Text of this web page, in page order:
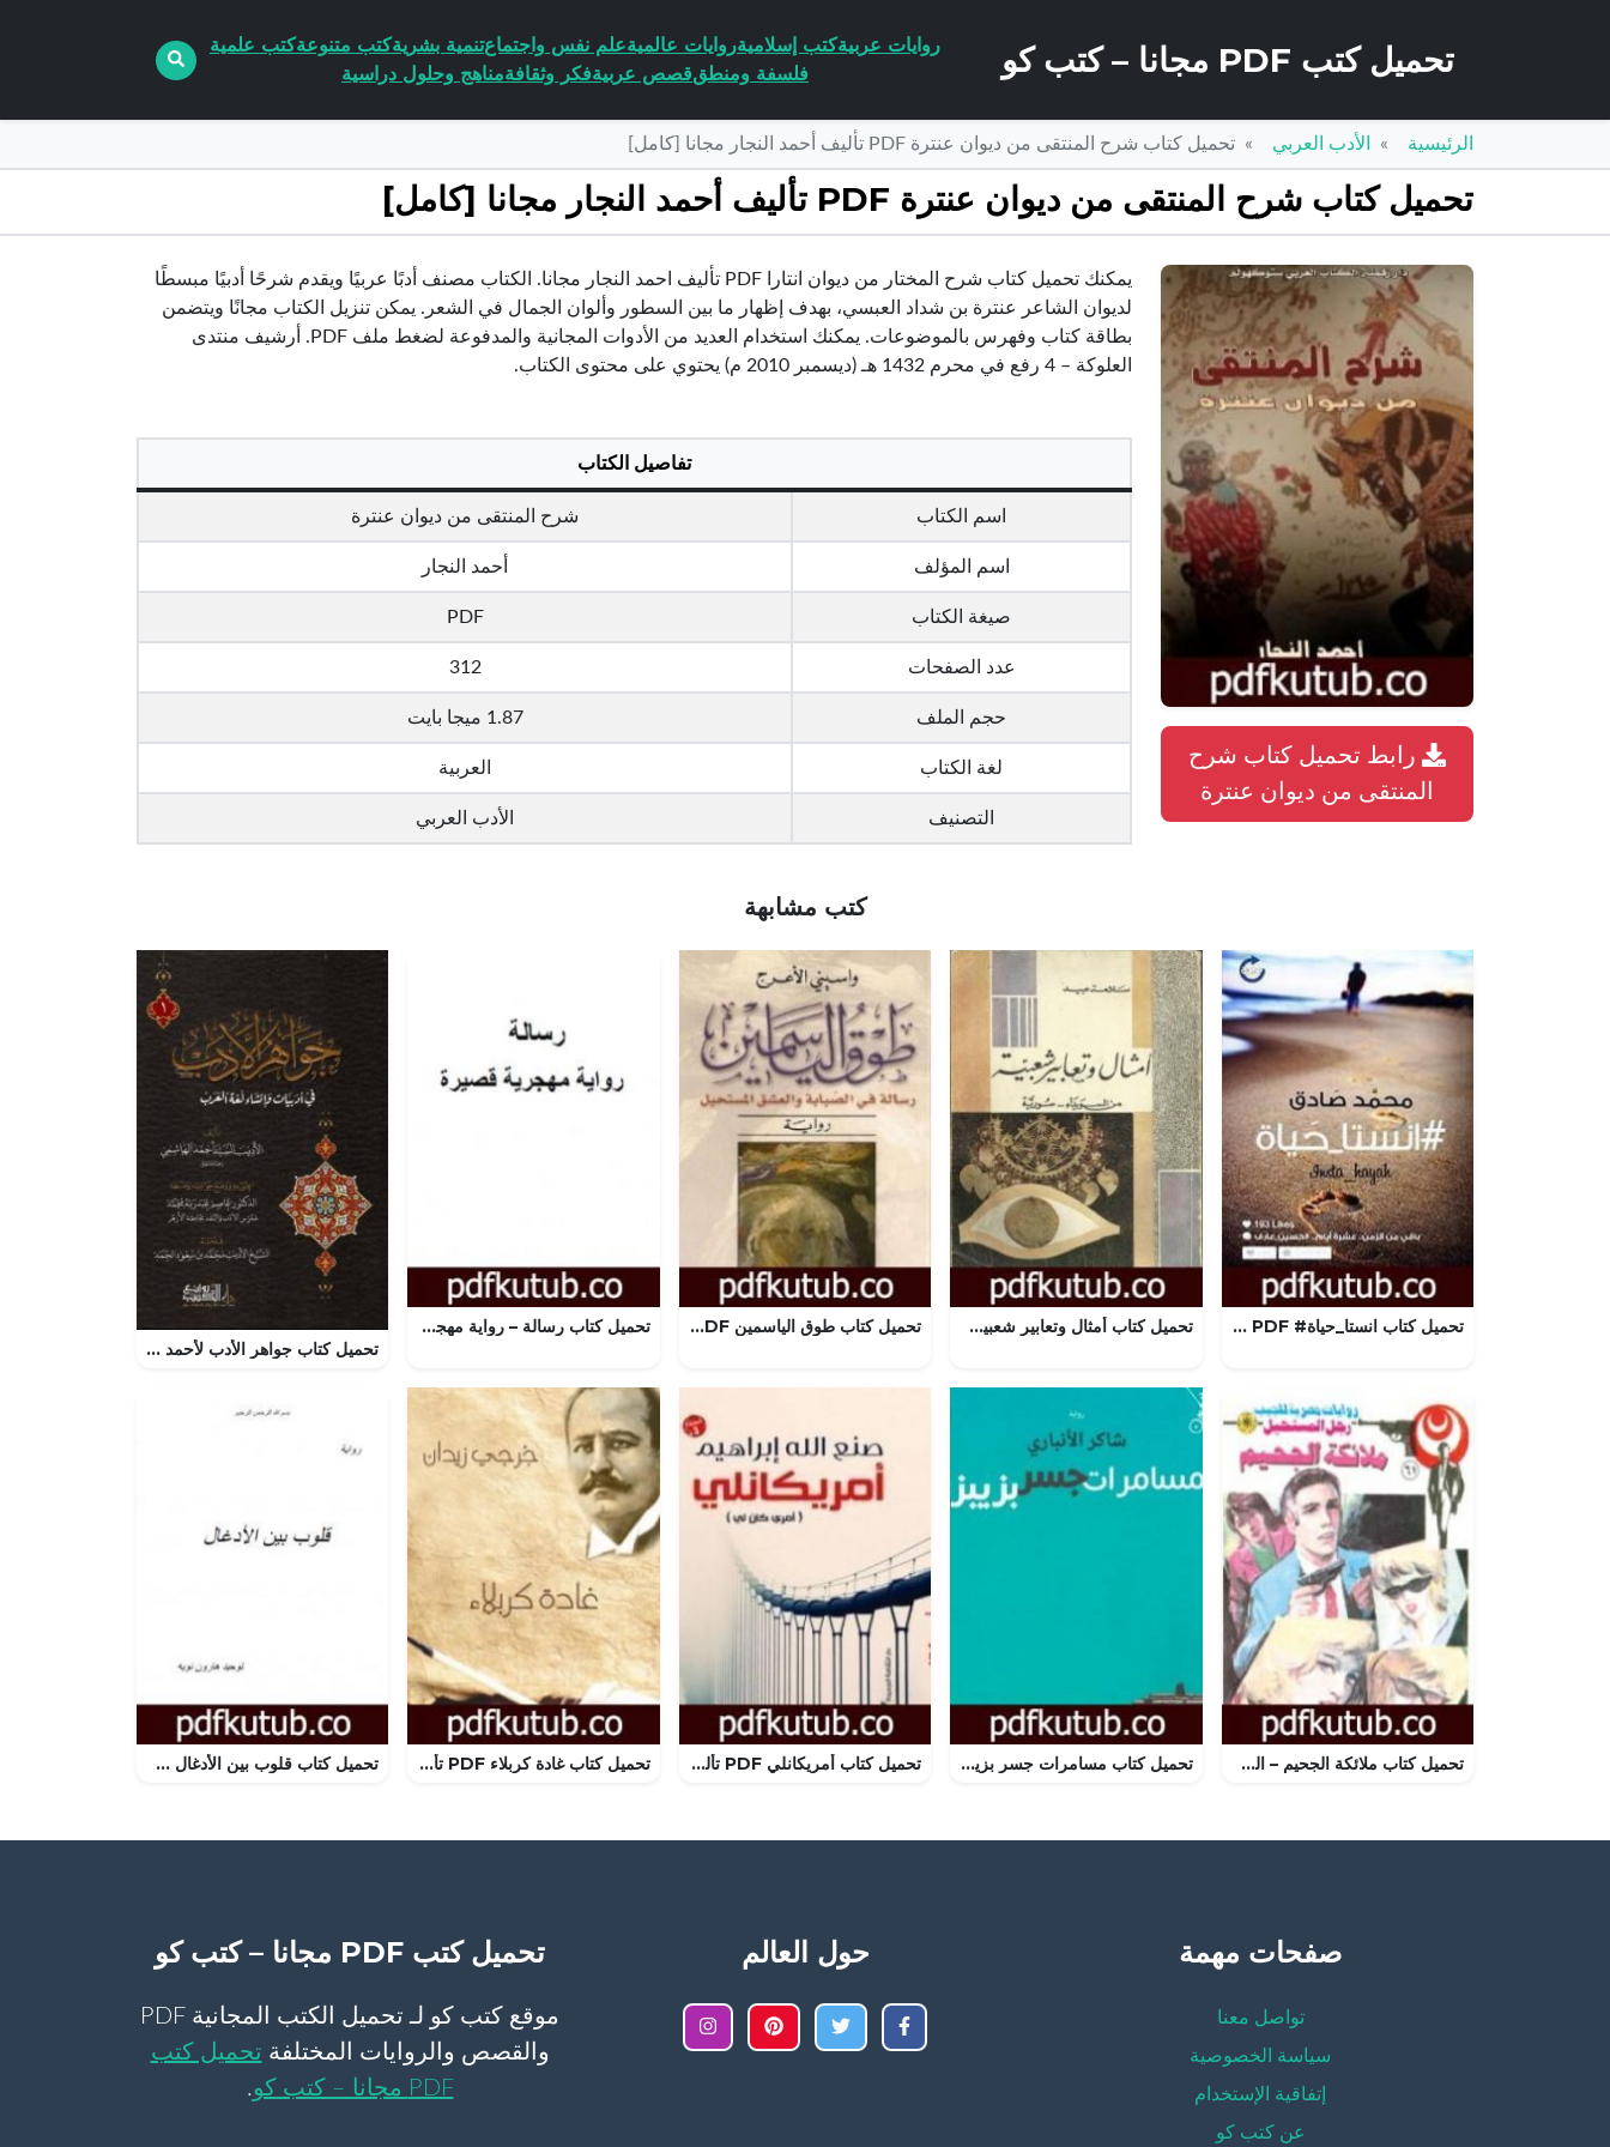
تحميل كتب PDF مجانا – كتب كو روايات عربيةكتب إسلاميةروايات عالميةعلم نفس واجتماعتنمية بشريةكتب متنوعةكتب علمية
فلسفة ومنطققصص عربيةفكر وثقافةمناهج وحلول دراسية
الرئيسية الأدب العربي تحميل كتاب شرح المنتقى من ديوان عنترة PDF تأليف أحمد النجار مجانا [كامل]
تحميل كتاب شرح المنتقى من ديوان عنترة PDF تأليف أحمد النجار مجانا [كامل]
رابط تحميل كتاب شرح
المنتقى من ديوان عنترة
يمكنك تحميل كتاب شرح المختار من ديوان انتارا PDF تأليف احمد النجار مجانا. الكتاب مصنف أدبًا عربيًا ويقدم شرحًا أدبيًا مبسطًا
لديوان الشاعر عنترة بن شداد العبسي، بهدف إظهار ما بين السطور وألوان الجمال في الشعر. يمكن تنزيل الكتاب مجانًا ويتضمن
بطاقة كتاب وفهرس بالموضوعات. يمكنك استخدام العديد من الأدوات المجانية والمدفوعة لضغط ملف PDF. أرشيف منتدى
العلوكة – 4 رفع في محرم 1432 هـ (ديسمبر 2010 م) يحتوي على محتوى الكتاب.
تفاصيل الكتاب
اسم الكتاب شرح المنتقى من ديوان عنترة
اسم المؤلف أحمد النجار
صيغة الكتاب PDF
عدد الصفحات 312
حجم الملف 1.87 ميجا بايت
لغة الكتاب العربية
التصنيف الأدب العربي
كتب مشابهة
تحميل كتاب انستا_حياة# PDF تأليف محمد صادق مجانا [كامل] تحميل كتاب أمثال وتعابير شعبية من السويداء – سورية PDF تأليف سلامة عبيد مجانا [كامل] تحميل كتاب طوق الياسمين PDF تأليف واسيني الأعرج مجانا [كامل]
تحميل كتاب رسالة – رواية مهجرية قصيرة PDF تأليف قصي الشيخ عسكر مجانا [كامل]
تحميل كتاب جواهر الأدب لأحمد الهاشمي بصيغة PDF مجانا
تحميل كتاب ملائكة الجحيم – الجزء الأول – سلسلة رجل المستحيل PDF تأليف نبيل فاروق مجانا [كامل] تحميل كتاب مسامرات جسر بزيبز PDF تأليف شاكر الأنباري مجانا [كامل] تحميل كتاب أمريكانلي PDF تأليف صنع الله إبراهيم مجانا [كامل] تحميل كتاب غادة كربلاء PDF تأليف جرجي زيدان مجانا [كامل] تحميل كتاب قلوب بين الأدغال PDF تأليف توحيد هارون نويه مجانا [كامل]
صفحات مهمة
تواصل معنا
سياسة الخصوصية
إتفاقية الإستخدام
عن كتب كو
حول العالم تحميل كتب PDF مجانا – كتب كو
موقع كتب كو لـ تحميل الكتب المجانية PDF
والقصص والروايات المختلفة تحميل كتب
PDF مجانا – كتب كو
.